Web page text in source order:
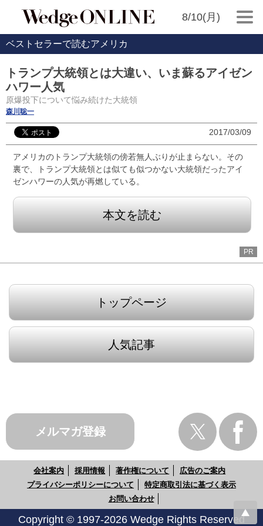
8/10(月)
ベストセラーで読むアメリカ
トランプ大統領とは大違い、いま蘇るアイゼン
ハワー人気
原爆投下について悩み続けた大統領
森川聡一
2017/03/09
アメリカのトランプ大統領の傍若無人ぶりが止まらない。その
裏で、トランプ大統領とは似ても似つかない大統領だったアイ
ゼンハワーの人気が再燃している。
本文を読む
PR
トップページ
人気記事
メルマガ登録
会社案内 採用情報 著作権について
広告のご案内
プライバシーポリシーについて
特定商取引法に基づく表示
お問い合わせ
Copyright © 1997-2026 Wedge Rights Reserved